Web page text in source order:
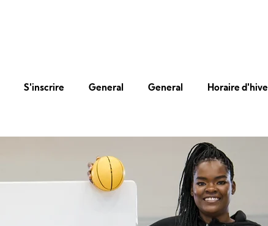
S'inscrire General General Horaire